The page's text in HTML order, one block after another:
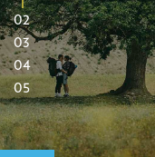
02
03
04
05